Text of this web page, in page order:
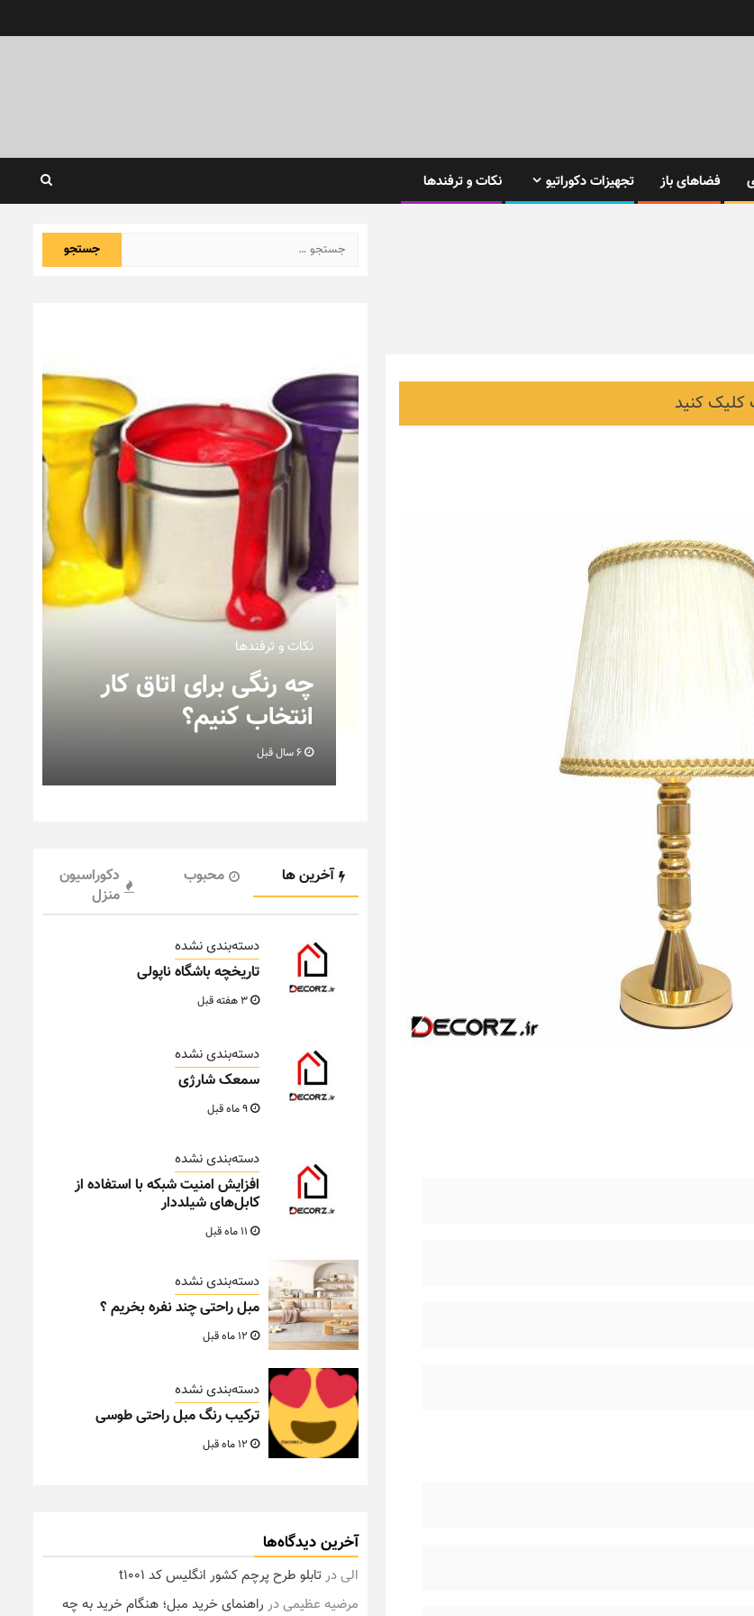
فضاهای باز تجهیزات دکوراتیو
نکات و ترفندها
کنید
جستجو
برای:
نکات و ترفندها
دکوراسیون داخلی و
چیدمان خانه (جدیدترین
ایده‌ها و عکس‌ها)
نکات و ترفندها
چه رنگی برای اتاق کار
انتخاب کنیم؟
آخرین ها محبوب
دکوراسیون
منزل
دسته‌بندی نشده
تاریخچه باشگاه ناپولی
دسته‌بندی نشده
سمعک شارژی
دسته‌بندی نشده
افزایش امنیت شبکه با استفاده از
کابل‌های شیلددار
دسته‌بندی نشده
مبل راحتی چند نفره بخریم ؟
دسته‌بندی نشده
ترکیب رنگ مبل راحتی طوسی
آخرین دیدگاه‌ها
الیدرتابلو طرح پرچم کشور انگلیس کد t1001
مرضیه عظیمیدر راهنمای خرید مبل؛ هنگام خرید به چه